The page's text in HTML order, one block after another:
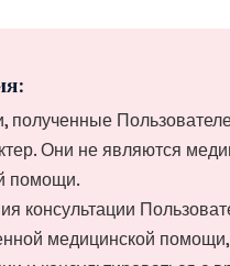
Они не являются
помощи.
консультации
медицинской